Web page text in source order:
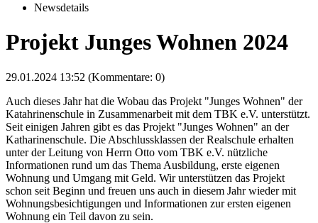
Newsdetails
Projekt Junges Wohnen 2024
29.01.2024 13:52 (Kommentare: 0)
Auch dieses Jahr hat die Wobau das Projekt "Junges Wohnen" der
Katahrinenschule in Zusammenarbeit mit dem TBK e.V. unterstützt.
Seit einigen Jahren gibt es das Projekt "Junges Wohnen" an der
Katharinenschule. Die Abschlussklassen der Realschule erhalten
unter der Leitung von Herrn Otto vom TBK e.V. nützliche
Informationen rund um das Thema Ausbildung, erste eigenen
Wohnung und Umgang mit Geld. Wir unterstützen das Projekt
schon seit Beginn und freuen uns auch in diesem Jahr wieder mit
Wohnungsbesichtigungen und Informationen zur ersten eigenen
Wohnung ein Teil davon zu sein.